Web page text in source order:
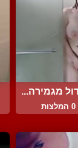
מגמירה...
0 המלצות